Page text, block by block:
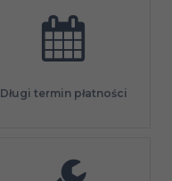
Długi termin płatności